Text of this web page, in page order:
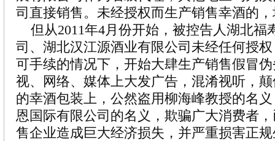
司直接销售。未经授权而生产销售幸酒的
但从2011年4月份开始，被控告人湖北福
司、湖北汉江源酒业有限公司未经任何授
可手续的情况下，开始大肆生产销售假冒
视、网络、媒体上大发广告，混淆视听，
的幸酒包装上，公然盗用柳海峰教授的名
恩国际有限公司的名义，欺骗广大消费者
售企业造成巨大经济损失，并严重损害正